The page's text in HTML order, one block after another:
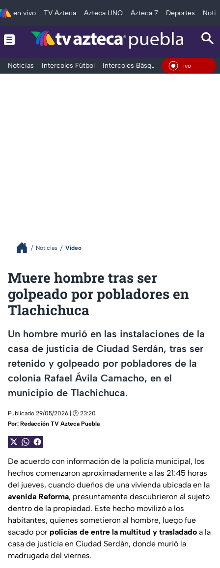
en vivo TV Azteca Azteca UNO Azteca 7 Deportes
Noticias Intercoles Fútbol Intercoles Básquetbol Deportes
En Vivo
Noticias Video
Muere hombre tras ser
golpeado por pobladores en
Tlachichuca
Un hombre murió en las instalaciones de la
casa de justicia de Ciudad Serdán, tras ser
retenido y golpeado por pobladores de la
colonia Rafael Ávila Camacho, en el
municipio de Tlachichuca.
Publicado 29/05/2026 | 🕑 23:20
Por: Redacción TV Azteca Puebla
De acuerdo con información de la policía municipal, los
hechos comenzaron aproximadamente a las 21:45 horas
del jueves, cuando dueños de una vivienda ubicada en la
avenida Reforma, presuntamente descubrieron al sujeto
dentro de la propiedad. Este hecho movilizó a los
habitantes, quienes sometieron al hombre, luego fue
sacado por policías de entre la multitud y trasladado a la
casa de justicia en Ciudad Serdán, donde murió la
madrugada del viernes.